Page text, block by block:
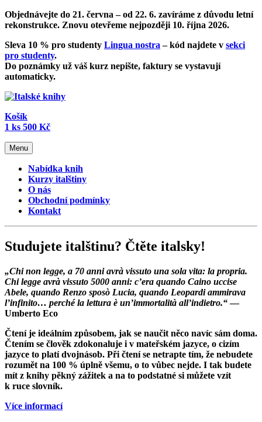
Objednávejte do 21. června – od 22. 6. zavíráme z důvodu letní
rekonstrukce. Znovu otevřeme nejpozději 10. října 2026.
Sleva 10 % pro studenty Lingua nostra – kód najdete v sekci
pro studenty.
Do poznámky už váš kurz nepište, faktury se vystavují
automaticky.
Košík
1 ks 500 Kč
Menu
Nabídka knih
Kurzy italštiny
O nás
Obchodní podmínky
Kontakt
Studujete italštinu? Čtěte italsky!
„Chi non legge, a 70 anni avrà vissuto una sola vita: la propria.
Chi legge avrà vissuto 5000 anni: c’era quando Caino uccise
Abele, quando Renzo sposò Lucia, quando Leopardi ammirava
l’infinito… perché la lettura è un’immortalità all’indietro.“—
Umberto Eco
Čtení je ideálním způsobem, jak se naučit něco navíc sám doma.
Čtením se člověk zdokonaluje i v mateřském jazyce, o cizím
jazyce to platí dvojnásob. Při čtení se netrapte tím, že nebudete
rozumět na 100 % úplně všemu, o to vůbec nejde. I tak budete
mít z knihy pěkný zážitek a na to podstatné si můžete vzít
k ruce slovník.
Více informací